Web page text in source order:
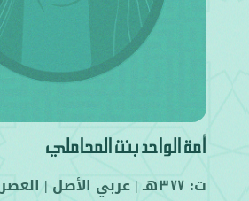
أمة الواحد بنت المحاملي
ت: 377هـ |عربي الأصل |